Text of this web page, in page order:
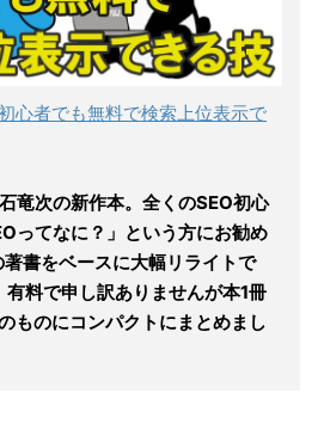
心者でも無料で検索上位表示で
竜次の新作本。全くのSEO初心
ってなに？」という方にお勧め
書をベースに大幅リライトで
料で申し訳ありませんが本1冊
ものにコンパクトにまとめまし